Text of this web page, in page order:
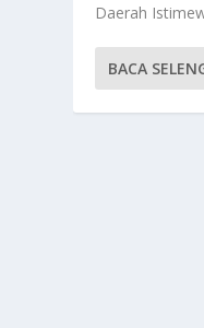
Daerah
BACA